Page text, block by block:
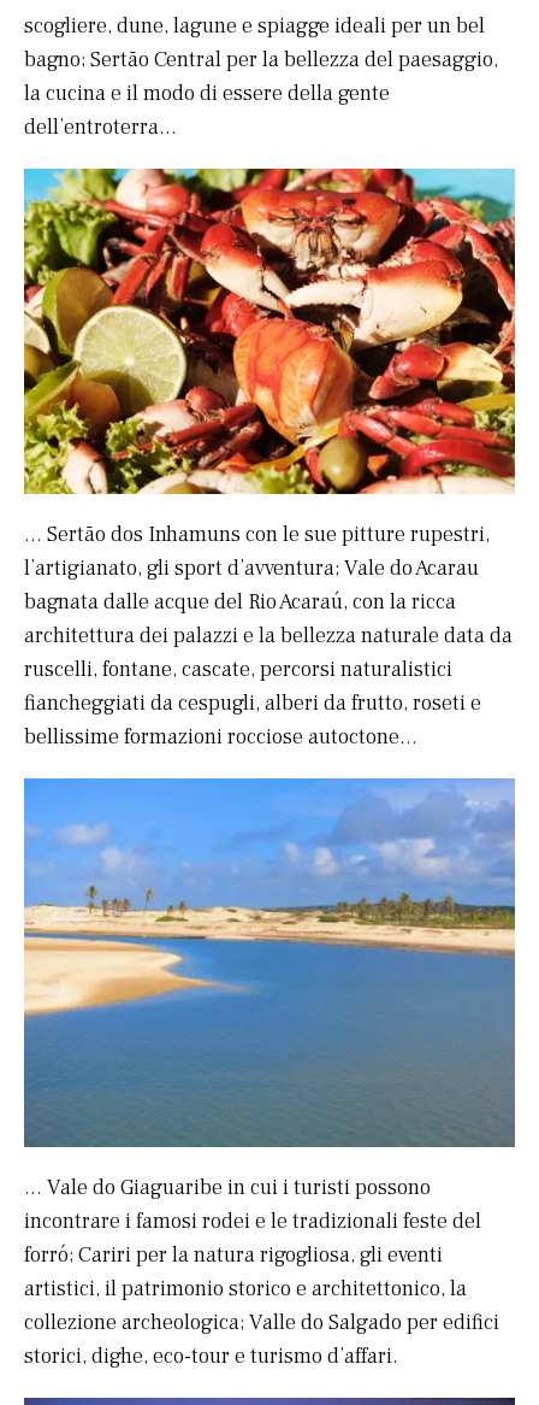
scogliere, dune, lagune e spiagge ideali per un bel
bagno; Sertão Central per la bellezza del paesaggio,
la cucina e il modo di essere della gente
dell’entroterra…
… Sertão dos Inhamuns con le sue pitture rupestri,
l’artigianato, gli sport d’avventura; Vale do Acarau
bagnata dalle acque del Rio Acaraú, con la ricca
architettura dei palazzi e la bellezza naturale data da
ruscelli, fontane, cascate, percorsi naturalistici
fiancheggiati da cespugli, alberi da frutto, roseti e
bellissime formazioni rocciose autoctone…
… Vale do Giaguaribe in cui i turisti possono
incontrare i famosi rodei e le tradizionali feste del
forró; Cariri per la natura rigogliosa, gli eventi
artistici, il patrimonio storico e architettonico, la
collezione archeologica; Valle do Salgado per edifici
storici, dighe, eco-tour e turismo d’affari.